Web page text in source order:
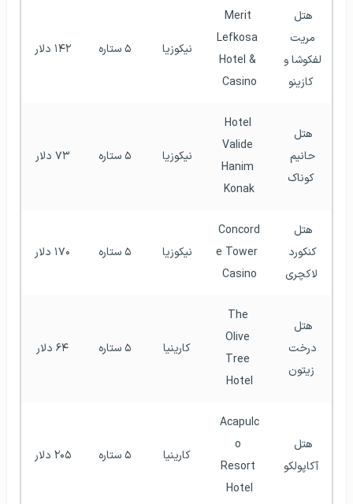
کازینو
Merit
Lefkosa
Hotel &
Casino
نیکوزیا ۵ ستاره ۱۴۲ دلار
کوناک
Hotel
Valide
Hanim
Konak
نیکوزیا ۵ ستاره ۷۳ دلار
لاکچری
Concord
e Tower
Casino
نیکوزیا ۵ ستاره ۱۷۰ دلار
زیتون
The
Olive
Tree
Hotel
کارینیا ۵ ستاره ۶۴ دلار
آکاپولکو
Acapulc
o
Resort
Hotel
کارینیا ۵ ستاره ۲۰۵ دلار